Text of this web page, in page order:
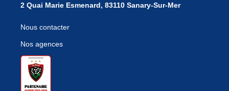
2 Quai Marie Esmenard, 83110 Sanary-Sur-Mer
Nous contacter
Nos agences